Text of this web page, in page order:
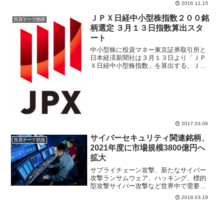
上場する。駐車場と空中店舗という新し
い土地活用スタイルの建設企画から行い
注目企業だ。フィル...
2016.11.15
投資テーマ銘柄
ＪＰＸ日経中小型株指数２００銘
柄選定 ３月１３日指数算出スタ
ート
中小型株に投資マネー東京証券取引所と
日本経済新聞社は３月１３日より「ＪＰ
Ｘ日経中小型株指数」を算出する、ＪＰ
2017.03.06
投資テーマ銘柄
サイバーセキュリティ関連銘柄、
2021年度に市場規模3800億円へ
拡大
サプライチェーン攻撃、新たなサイバー
攻撃ランサムウェア、ハッキング、標的
型攻撃サイバー攻撃など世界中で需要が
増加傾向にある。ＩＴ調査会社ＩＴＲ(ア
2018.03.19